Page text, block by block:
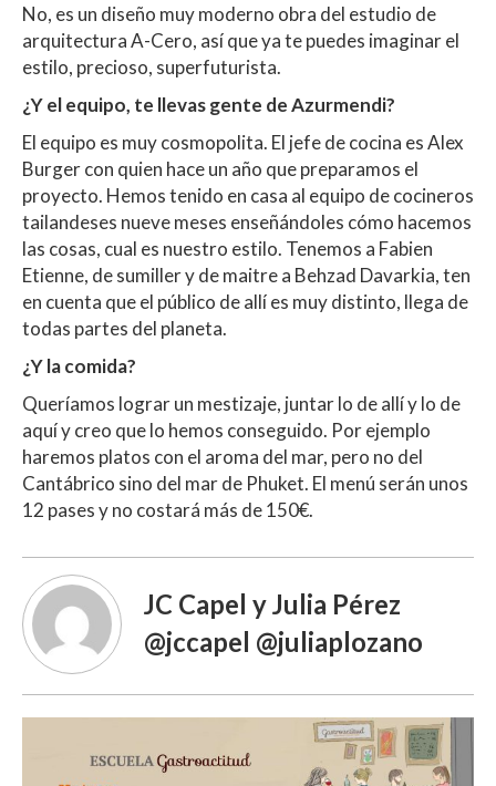
No, es un diseño muy moderno obra del estudio de
arquitectura A-Cero, así que ya te puedes imaginar el
estilo, precioso, superfuturista.
¿Y el equipo, te llevas gente de Azurmendi?
El equipo es muy cosmopolita. El jefe de cocina es Alex
Burger con quien hace un año que preparamos el
proyecto. Hemos tenido en casa al equipo de cocineros
tailandeses nueve meses enseñándoles cómo hacemos
las cosas, cual es nuestro estilo. Tenemos a Fabien
Etienne, de sumiller y de maitre a Behzad Davarkia, ten
en cuenta que el público de allí es muy distinto, llega de
todas partes del planeta.
¿Y la comida?
Queríamos lograr un mestizaje, juntar lo de allí y lo de
aquí y creo que lo hemos conseguido. Por ejemplo
haremos platos con el aroma del mar, pero no del
Cantábrico sino del mar de Phuket. El menú serán unos
12 pases y no costará más de 150€.
JC Capel y Julia Pérez
@jccapel @juliaplozano